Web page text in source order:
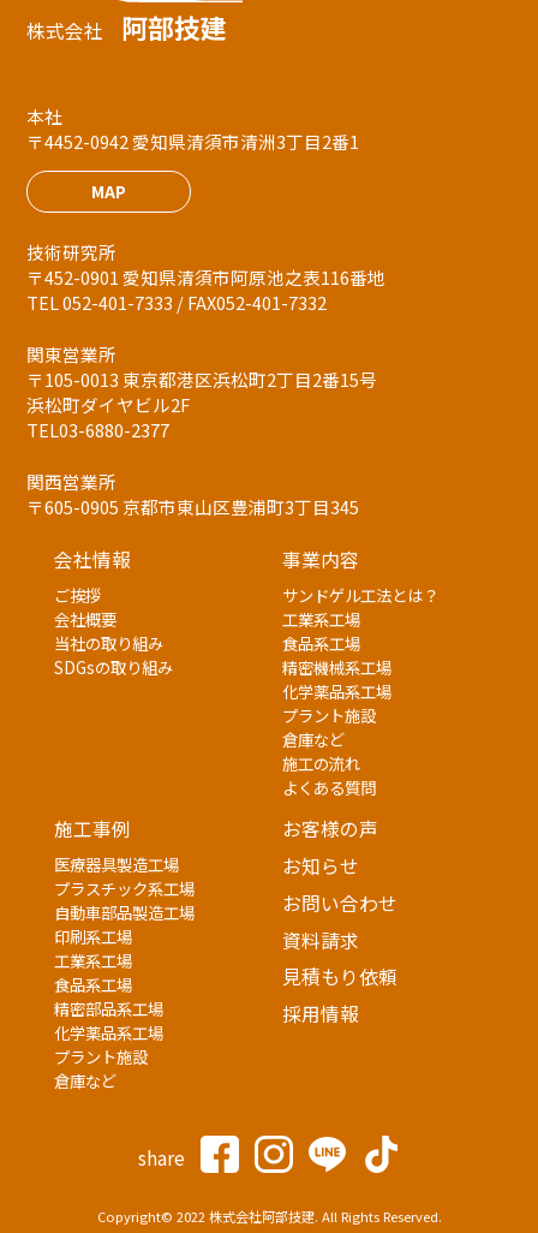
株式会社 阿部技建
本社
〒4452-0942 愛知県清須市清洲3丁目2番1
MAP
技術研究所
〒452-0901 愛知県清須市阿原池之表116番地
TEL 052-401-7333 / FAX052-401-7332
関東営業所
〒105-0013 東京都港区浜松町2丁目2番15号
浜松町ダイヤビル2F
TEL03-6880-2377
関西営業所
〒605-0905 京都市東山区豊浦町3丁目345
会社情報
ご挨拶
会社概要
当社の取り組み
SDGsの取り組み
事業内容
サンドゲル工法とは？
工業系工場
食品系工場
精密機械系工場
化学薬品系工場
プラント施設
倉庫など
施工の流れ
よくある質問
施工事例
医療器具製造工場
プラスチック系工場
自動車部品製造工場
印刷系工場
工業系工場
食品系工場
精密部品系工場
化学薬品系工場
プラント施設
倉庫など
お客様の声
お知らせ
お問い合わせ
資料請求
見積もり依頼
採用情報
share
Copyright© 2022 株式会社阿部技建. All Rights Reserved.